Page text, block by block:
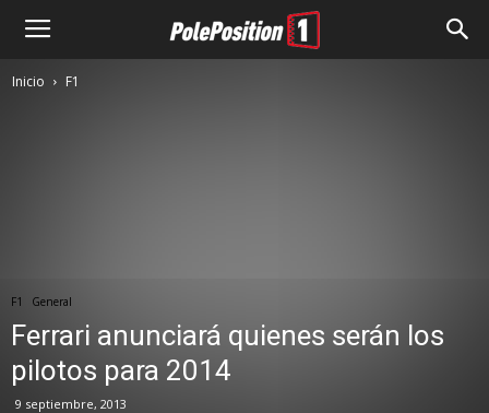
Inicio F1
F1 General
Ferrari anunciará quienes serán los
pilotos para 2014
9 septiembre, 2013